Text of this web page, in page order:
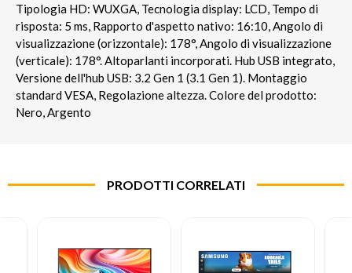
Tipologia HD: WUXGA, Tecnologia display: LCD, Tempo di
risposta: 5 ms, Rapporto d'aspetto nativo: 16:10, Angolo di
visualizzazione (orizzontale): 178°, Angolo di visualizzazione
(verticale): 178°. Altoparlanti incorporati. Hub USB integrato,
Versione dell'hub USB: 3.2 Gen 1 (3.1 Gen 1). Montaggio
standard VESA, Regolazione altezza. Colore del prodotto:
Nero, Argento
PRODOTTI CORRELATI